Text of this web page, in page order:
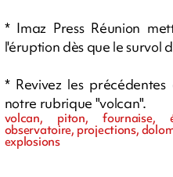
* Imaz Press Réunion
l'éruption dès que le survol
* Revivez les
notre rubrique "volcan".
volcan, piton, fournaise,
observatoire, projections,
explosions